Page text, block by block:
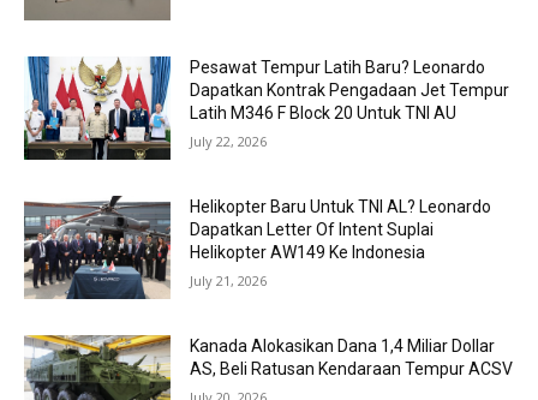
Pesawat Tempur Latih Baru? Leonardo
Dapatkan Kontrak Pengadaan Jet Tempur
Latih M346 F Block 20 Untuk TNI AU
July 22, 2026
Helikopter Baru Untuk TNI AL? Leonardo
Dapatkan Letter Of Intent Suplai
Helikopter AW149 Ke Indonesia
July 21, 2026
Kanada Alokasikan Dana 1,4 Miliar Dollar
AS, Beli Ratusan Kendaraan Tempur ACSV